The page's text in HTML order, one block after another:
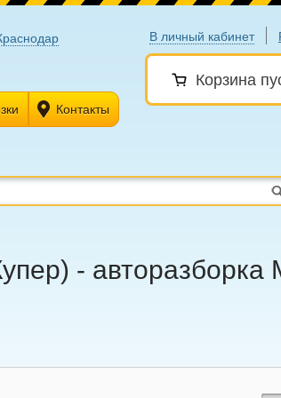
В личный кабинет
Корзина
Контакты
- авторазборка